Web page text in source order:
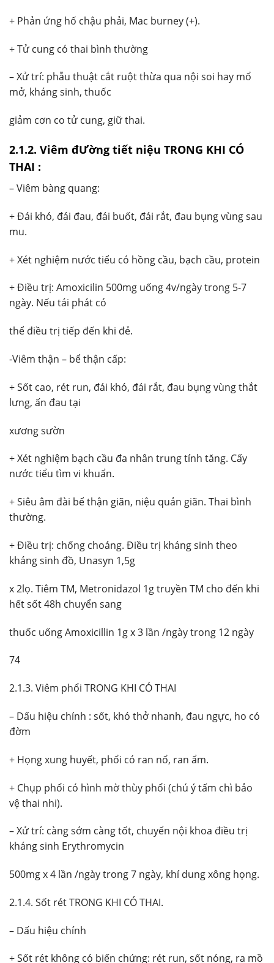
+ Phản ứng hố chậu phải, Mac burney (+).
+ Tử cung có thai bình thường
– Xử trí: phẫu thuật cắt ruột thừa qua nội soi hay mổ
mở, kháng sinh, thuốc
giảm cơn co tử cung, giữ thai.
2.1.2. Viêm đƯờng tiết niệu TRONG KHI CÓ
THAI :
– Viêm bàng quang:
+ Đái khó, đái đau, đái buốt, đái rắt, đau bụng vùng sau
mu.
+ Xét nghiệm nước tiểu có hồng cầu, bạch cầu, protein
+ Điều trị: Amoxicilin 500mg uống 4v/ngày trong 5-7
ngày. Nếu tái phát có
thể điều trị tiếp đến khi đẻ.
-Viêm thận – bể thận cấp:
+ Sốt cao, rét run, đái khó, đái rắt, đau bụng vùng thắt
lưng, ấn đau tại
xương sườn
+ Xét nghiệm bạch cầu đa nhân trung tính tăng. Cấy
nước tiểu tìm vi khuẩn.
+ Siêu âm đài bể thận giãn, niệu quản giãn. Thai bình
thường.
+ Điều trị: chống choáng. Điều trị kháng sinh theo
kháng sinh đồ, Unasyn 1,5g
x 2lọ. Tiêm TM, Metronidazol 1g truyền TM cho đến khi
hết sốt 48h chuyển sang
thuốc uống Amoxicillin 1g x 3 lần /ngày trong 12 ngày
74
2.1.3. Viêm phổi TRONG KHI CÓ THAI
– Dấu hiệu chính : sốt, khó thở nhanh, đau ngực, ho có
đờm
+ Họng xung huyết, phổi có ran nổ, ran ẩm.
+ Chụp phổi có hình mờ thùy phổi (chú ý tấm chì bảo
vệ thai nhi).
– Xử trí: càng sớm càng tốt, chuyển nội khoa điều trị
kháng sinh Erythromycin
500mg x 4 lần /ngày trong 7 ngày, khí dung xông họng.
2.1.4. Sốt rét TRONG KHI CÓ THAI.
– Dấu hiệu chính
+ Sốt rét không có biến chứng: rét run, sốt nóng, ra mồ